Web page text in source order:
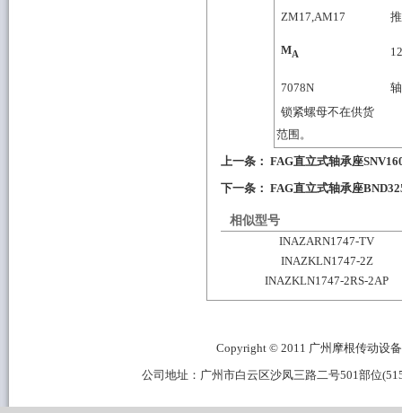
ZM17,AM17
MA 12
7078N
锁紧螺母不在供货
范围。
上一条： FAG直立式轴承座
下一条： FAG直立式轴承座
相似型号
INAZARN1747-TV
INAZKLN1747-2Z
INAZKLN1747-2RS-2AP
Copyright © 2011 广州摩根传动设
公司地址：广州市白云区沙凤三路二号501部位